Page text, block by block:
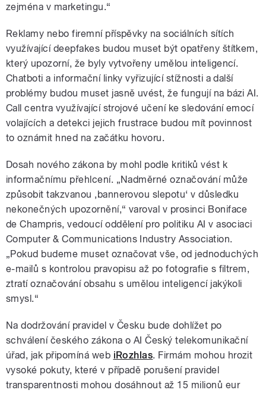
zejména v marketingu.“
Reklamy nebo firemní příspěvky na sociálních sítích
využívající deepfakes budou muset být opatřeny štítkem,
který upozorní, že byly vytvořeny umělou inteligencí.
Chatboti a informační linky vyřizující stížnosti a další
problémy budou muset jasně uvést, že fungují na bázi AI.
Call centra využívající strojové učení ke sledování emocí
volajících a detekci jejich frustrace budou mít povinnost
to oznámit hned na začátku hovoru.
Dosah nového zákona by mohl podle kritiků vést k
informačnímu přehlcení. „Nadměrné označování může
způsobit takzvanou ‚bannerovou slepotu‘ v důsledku
nekonečných upozornění,“ varoval v prosinci Boniface
de Champris, vedoucí oddělení pro politiku AI v asociaci
Computer & Communications Industry Association.
„Pokud budeme muset označovat vše, od jednoduchých
e-mailů s kontrolou pravopisu až po fotografie s filtrem,
ztratí označování obsahu s umělou inteligencí jakýkoli
smysl.“
Na dodržování pravidel v Česku bude dohlížet po
schválení českého zákona o AI Český telekomunikační
úřad, jak připomíná web iRozhlas. Firmám mohou hrozit
vysoké pokuty, které v případě porušení pravidel
transparentnosti mohou dosáhnout až 15 milionů eur